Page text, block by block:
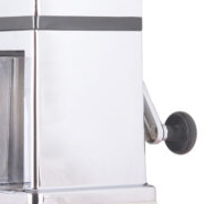
מקררים שונים
אביזרים ליין